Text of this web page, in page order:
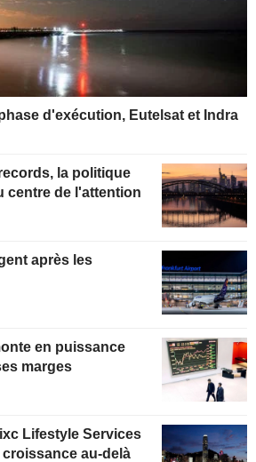
phase d'exécution, Eutelsat et Indra
la politique
centre de l'attention
après les
en puissance
marges
Lifestyle Services
au-delà